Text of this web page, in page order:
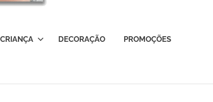
DECORAÇÃO PROMOÇÕES